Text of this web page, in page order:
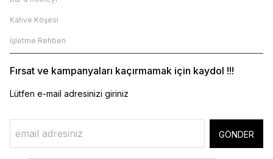
Kahve Köşesi
İşletme Rehberi
Fırsat ve kampanyaları kaçırmamak için kaydol !!!
Lütfen e-mail adresinizi giriniz
GÖNDER